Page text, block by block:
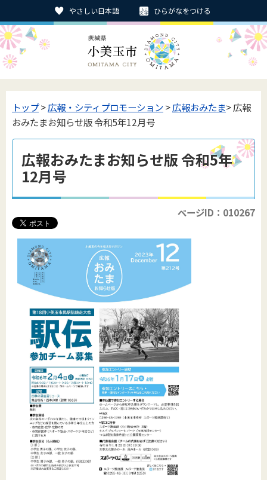
やさしい日本語 ひらがなをつける
トップ>広報・シティプロモーション>広報おみたま> 広報
おみたまお知らせ版 令和5年12月号
広報おみたまお知らせ版 令和5年
12月号
ページID：010267